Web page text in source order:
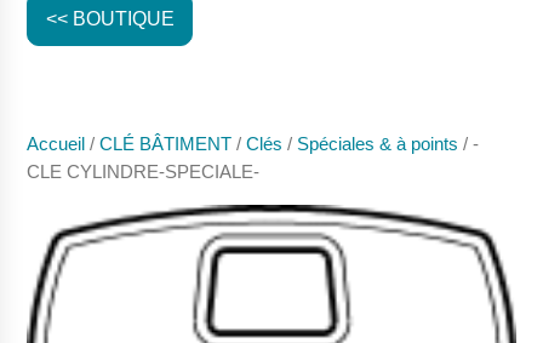
<< BOUTIQUE
Accueil /CLÉ BÂTIMENT /Clés / Spéciales & à points / -
CLE CYLINDRE-SPECIALE-